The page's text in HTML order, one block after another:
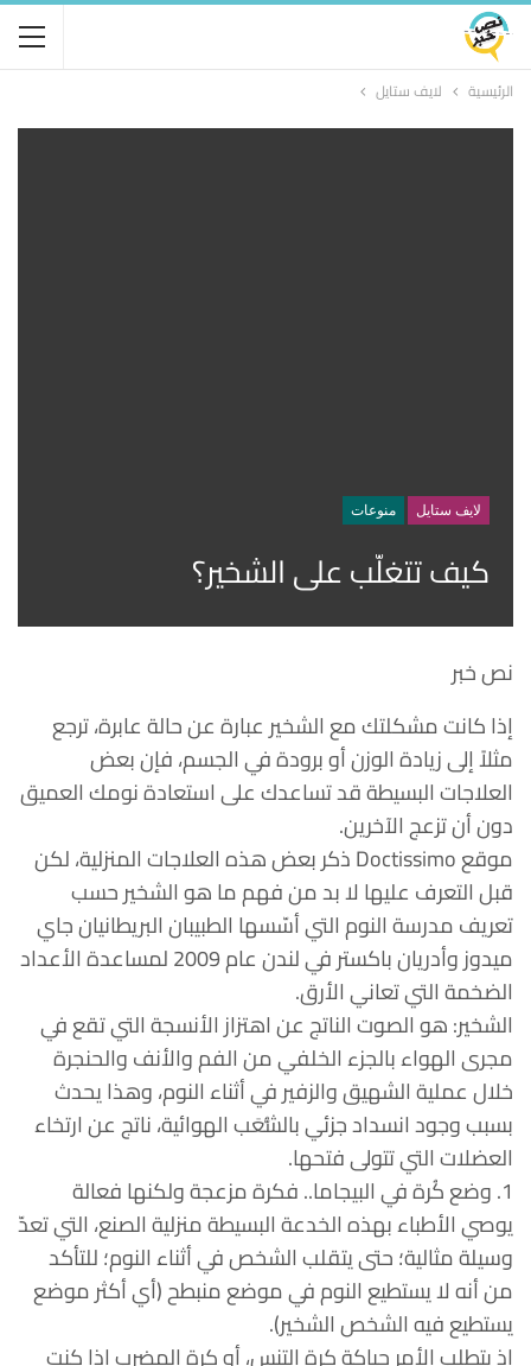
الرئيسية لايف ستايل
لايف ستايل منوعات
كيف تتغلّب على الشخير؟
نص خبر
إذا كانت مشكلتك مع الشخير عبارة عن حالة عابرة، ترجع
مثلاً إلى زيادة الوزن أو برودة في الجسم، فإن بعض
العلاجات البسيطة قد تساعدك على استعادة نومك العميق
دون أن تزعج الآخرين.
موقع Doctissimo ذكر بعض هذه العلاجات المنزلية، لكن
قبل التعرف عليها لا بد من فهم ما هو الشخير حسب
تعريف مدرسة النوم التي أسّسها الطبيبان البريطانيان جاي
ميدوز وأدريان باكستر في لندن عام 2009 لمساعدة الأعداد
الضخمة التي تعاني الأرق.
الشخير: هو الصوت الناتج عن اهتزاز الأنسجة التي تقع في
مجرى الهواء بالجزء الخلفي من الفم والأنف والحنجرة
خلال عملية الشهيق والزفير في أثناء النوم، وهذا يحدث
بسبب وجود انسداد جزئي بالشُّعَب الهوائية، ناتج عن ارتخاء
العضلات التي تتولى فتحها.
1. وضع كُرة في البيجاما.. فكرة مزعجة ولكنها فعالة
يوصي الأطباء بهذه الخدعة البسيطة منزلية الصنع، التي تعدّ
وسيلة مثالية؛ حتى يتقلب الشخص في أثناء النوم؛ للتأكد
من أنه لا يستطيع النوم في موضع منبطح (أي أكثر موضع
يستطيع فيه الشخص الشخير).
إذ يتطلب الأمر حياكة كرة التنس، أو كرة المضرب إذا كنت